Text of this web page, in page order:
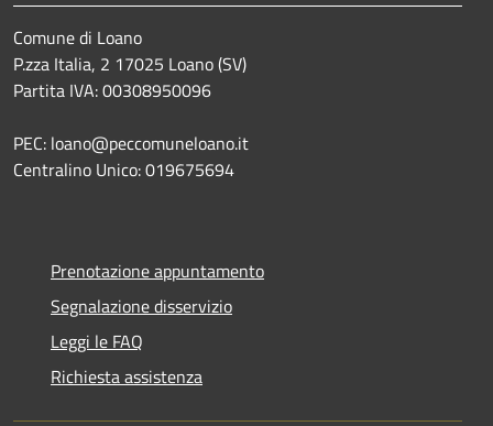
Comune di Loano
P.zza Italia, 2 17025 Loano (SV)
Partita IVA: 00308950096
PEC: loano@peccomuneloano.it
Centralino Unico: 019675694
Prenotazione appuntamento
Segnalazione disservizio
Leggi le FAQ
Richiesta assistenza